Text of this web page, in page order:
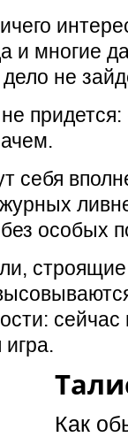
и многие
не
себя
особых
сейчас
Как